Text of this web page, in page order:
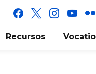
facebook
x instagram
youtube
Recursos Vocatio